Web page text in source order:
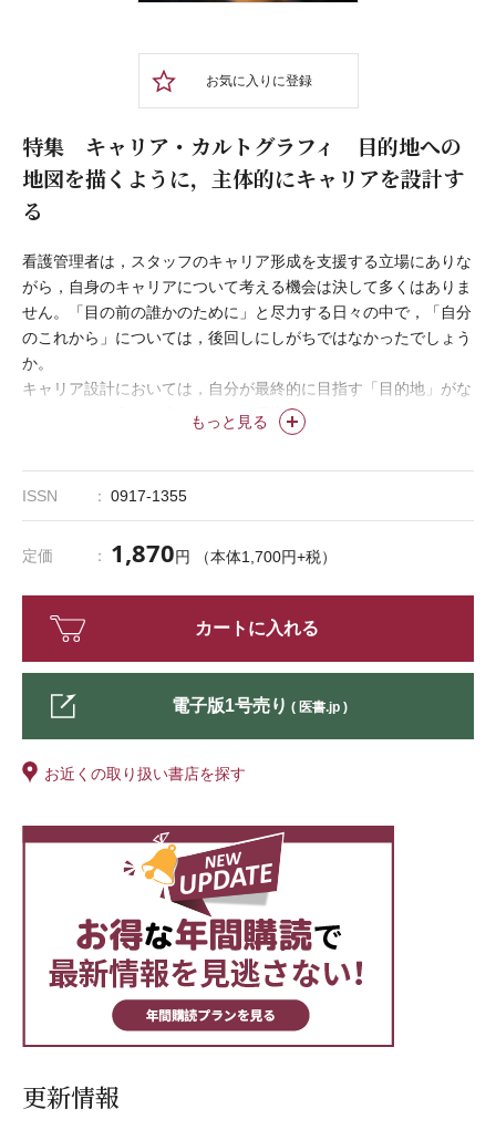
お気に入りに登録
特集 キャリア・カルトグラフィ 目的地への
地図を描くように，主体的にキャリアを設計す
る
もっと見る
看護管理者は，スタッフのキャリア形成を支援する立場にありな
がら，自身のキャリアについて考える機会は決して多くはありま
せん。「目の前の誰かのために」と尽力する日々の中で，「自分
のこれから」については，後回しにしがちではなかったでしょう
か。
キャリア設計においては，自分が最終的に目指す「目的地」がな
ければ，どの方向に進むべきかを見定めることはできません。キ
ャリア・カルトグラフィのアプローチでは，自身の目標がどのよ
成するまでのルートを可視化しながら，まるで地図を描くよう
や意義を紹介し，看護管理者が，自身の現在地とこれからの進路
を見つめ直す一助となることを目指します。
ISSN 0917-1355
定価 1,870円 （本体1,700円+税）
カートに入れる
電子版1号売り ( 医書.jp )
お近くの取り扱い書店を探す
更新情報